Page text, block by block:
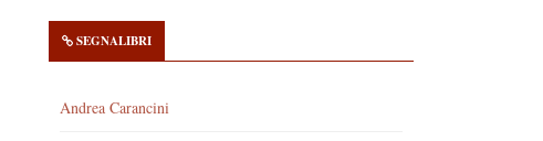
SEGNALIBRI
Andrea Carancini